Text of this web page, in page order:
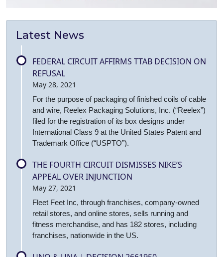
Latest News
FEDERAL CIRCUIT AFFIRMS TTAB DECISION ON
REFUSAL
May 28, 2021
For the purpose of packaging of finished coils of cable
and wire, Reelex Packaging Solutions, Inc. (“Reelex”)
filed for the registration of its box designs under
International Class 9 at the United States Patent and
Trademark Office (“USPTO”).
THE FOURTH CIRCUIT DISMISSES NIKE’S
APPEAL OVER INJUNCTION
May 27, 2021
Fleet Feet Inc, through franchises, company-owned
retail stores, and online stores, sells running and
fitness merchandise, and has 182 stores, including
franchises, nationwide in the US.